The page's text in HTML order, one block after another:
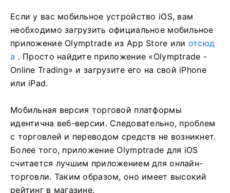
Если у вас мобильное устройство iOS, вам
необходимо загрузить официальное мобильное
приложение Olymptrade из App Store или отсюд
а . Просто найдите приложение «Olymptrade -
Online Trading» и загрузите его на свой iPhone
или iPad.
Мобильная версия торговой платформы
идентична веб-версии. Следовательно, проблем
с торговлей и переводом средств не возникнет.
Более того, приложение Olymptrade для iOS
считается лучшим приложением для онлайн-
торговли. Таким образом, оно имеет высокий
рейтинг в магазине.